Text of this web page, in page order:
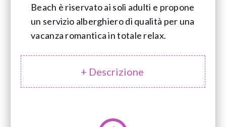
Beach è riservato ai soli adulti e propone
un servizio alberghiero di qualità per una
vacanza romantica in totale relax.
+ Descrizione